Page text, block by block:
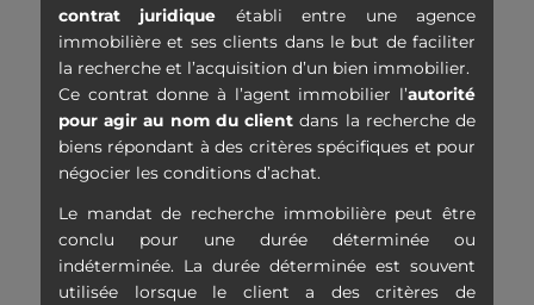
contrat juridique établi entre une agence
immobilière et ses clients dans le but de faciliter
la recherche et l’acquisition d’un bien immobilier.
Ce contrat donne à l’agent immobilier l’autorité
pour agir au nom du client dans la recherche de
biens répondant à des critères spécifiques et pour
négocier les conditions d’achat.
Le mandat de recherche immobilière peut être
conclu pour une durée déterminée ou
indéterminée. La durée déterminée est souvent
utilisée lorsque le client a des critères de